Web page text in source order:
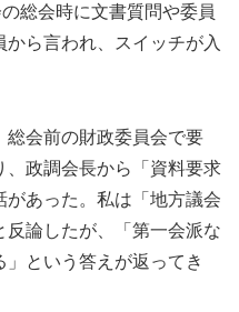
総会時に文書質問や委員
ら言われ、スイッチが入
総会前の財政委員会で要
政調会長から「資料要求
あった。私は「地方議会
論したが、「第一会派な
という答えが返ってき